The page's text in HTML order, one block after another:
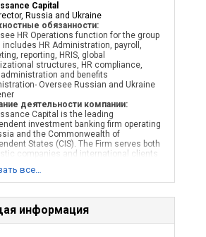
Capital
Russia and Ukraine
обязанности:
HR Operations function for the group
includes HR Administration, payroll,
reporting, HRIS, global
structures, HR compliance,
administration and benefits
Oversee Russian and Ukraine
деятельности компании:
Capital is the leading
investment banking firm operating
and the Commonwealth of
States (CIS). The Firm serves both
companies and international clients
все…
информация